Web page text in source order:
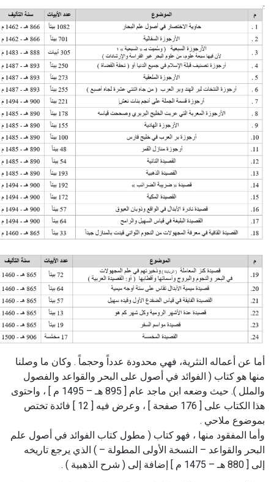
أما عن أعماله النثرية، فهي محدودة عدداً وحجماً . وكان ما وصلنا
منها هو كتاب ( الفوائد في أصول على البحر والقواعد والفصول
والملل ). حيث وضعه ابن ماجد عام [ 895 هـ – 1495 م ] ، واحتوى
هذا الكتاب على [ 176 صفحة ] ، وعرض فيه [ 12 ] فائدة تختص
بموضوع ملاحي .
وأما المفقود منها ، فهو كتاب ( مطول كتاب الفوائد في أصول علم
البحر والقواعد – النسخة الأولى المطولة – ) الذي يرجع تاريخه
إلى [ 880 هـ – 1475 م ] إضافة إلى ( شرح الذهبية ) .